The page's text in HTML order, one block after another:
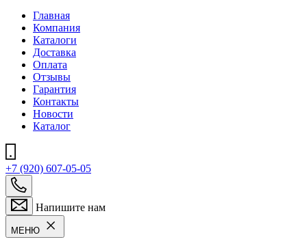
Главная
Компания
Каталоги
Доставка
Оплата
Отзывы
Гарантия
Контакты
Новости
Каталог
+7 (920) 607-05-05
Напишите нам
МЕНЮ